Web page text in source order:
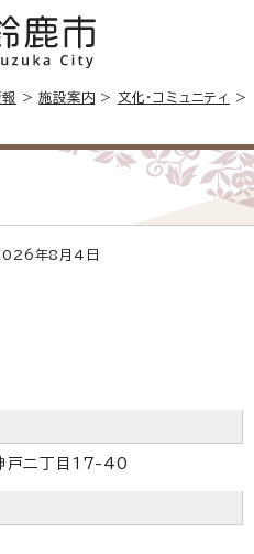
>施設案内 > 文化・コミュニティ
>
年8月4日
戸二丁目17-40